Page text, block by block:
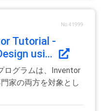
No.41999
Tutorial -
usi...
ログラムは、Inventor
家の両方を対象とし